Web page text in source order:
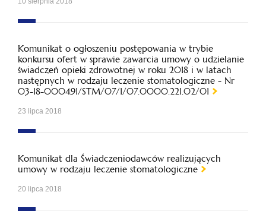
Komunikat o ogłoszeniu postępowania w trybie
konkursu ofert w sprawie zawarcia umowy o udzielanie
świadczeń opieki zdrowotnej w roku 2018 i w latach
następnych w rodzaju leczenie stomatologiczne - Nr
03-18-000491/STM/07/1/07.0000.221.02/01
23 lipca 2018
Komunikat dla Świadczeniodawców realizujących
umowy w rodzaju leczenie stomatologiczne
20 lipca 2018